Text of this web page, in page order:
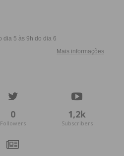
0
Followers
1,2k
Subscribers